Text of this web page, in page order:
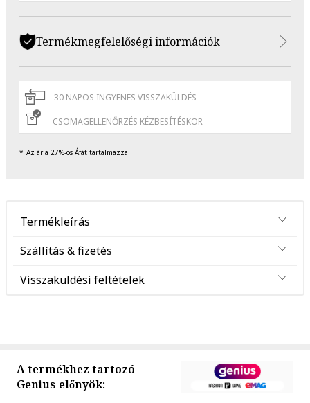
Termékmegfelelőségi információk
30 NAPOS INGYENES VISSZAKÜLDÉS
CSOMAGELLENŐRZÉS KÉZBESÍTÉSKOR
Az ár a 27%-os Áfát tartalmazza
Termékleírás
Szállítás & fizetés
Visszaküldési feltételek
A termékhez tartozó
Genius előnyök: